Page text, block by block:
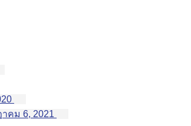
คม 6, 2021